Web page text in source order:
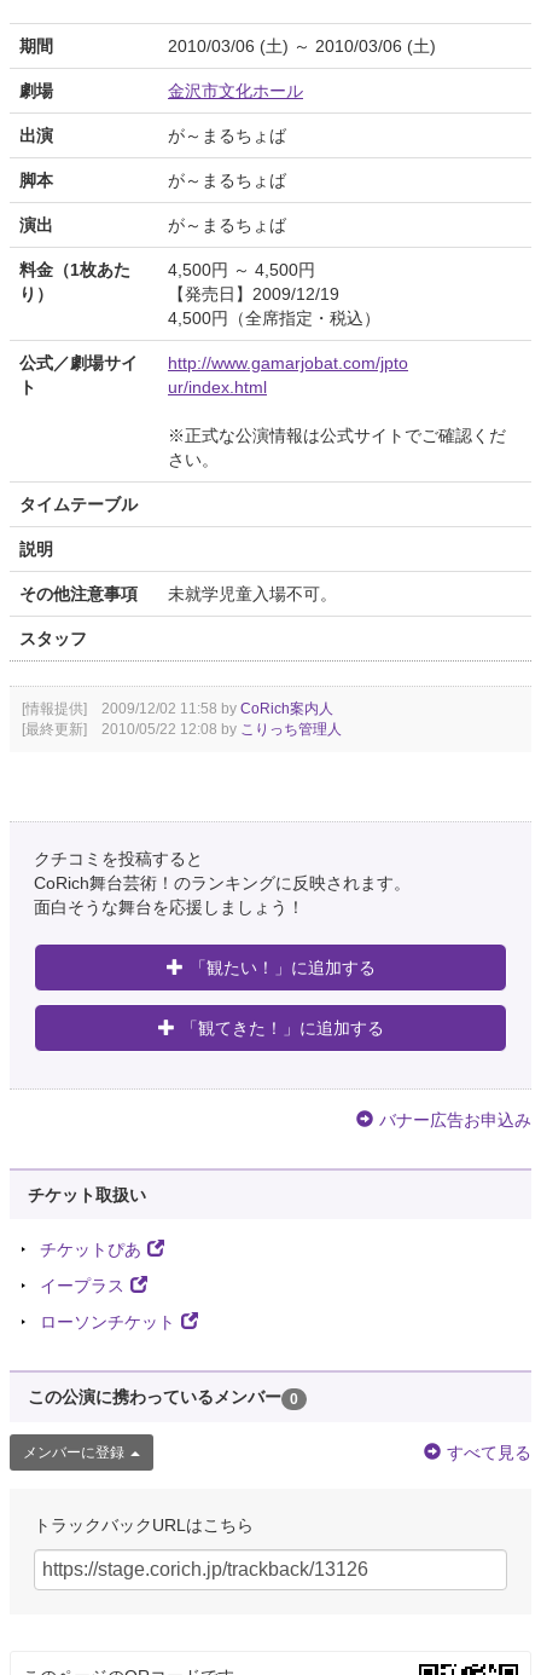
期間 2010/03/06 (土) ～ 2010/03/06 (土)
劇場 金沢市文化ホール
出演 が～まるちょば
脚本 が～まるちょば
演出 が～まるちょば
料金（1枚あた
り）
4,500円 ～ 4,500円
【発売日】2009/12/19
4,500円（全席指定・税込）
公式／劇場サイ
ト
http://www.gamarjobat.com/jpto
ur/index.html
※正式な公演情報は公式サイトでご確認くだ
さい。
タイムテーブル
説明
その他注意事項 未就学児童入場不可。
スタッフ
[情報提供] 2009/12/02 11:58 by CoRich案内人
[最終更新] 2010/05/22 12:08 by こりっち管理人
クチコミを投稿すると
CoRich舞台芸術！のランキングに反映されます。
面白そうな舞台を応援しましょう！
「観たい！」に追加する
「観てきた！」に追加する
バナー広告お申込み
チケット取扱い
チケットぴあ
イープラス
ローソンチケット
この公演に携わっているメンバー 0
メンバーに登録 すべて見る
トラックバックURLはこちら